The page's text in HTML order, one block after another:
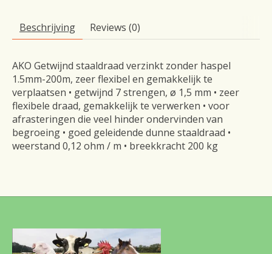
Beschrijving Reviews (0)
AKO Getwijnd staaldraad verzinkt zonder haspel
1.5mm-200m, zeer flexibel en gemakkelijk te
verplaatsen • getwijnd 7 strengen, ø 1,5 mm • zeer
flexibele draad, gemakkelijk te verwerken • voor
afrasteringen die veel hinder ondervinden van
begroeing • goed geleidende dunne staaldraad •
weerstand 0,12 ohm / m • breekkracht 200 kg